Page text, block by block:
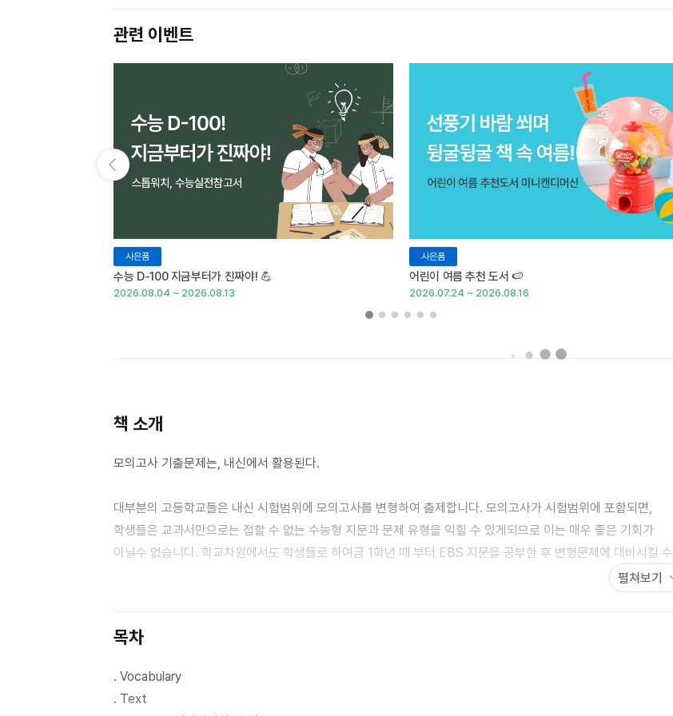
관련 이벤트
사은품
수능 D-100 지금부터가 진짜야! 💪
2026.08.04 ~ 2026.08.13
사은품
어린이 여름 추천 도서 🍉
2026.07.24 ~ 2026.08.16
책 소개
모의고사 기출문제는, 내신에서 활용된다.
대부분의 고등학교들은 내신 시험범위에 모의고사를 변형하여 출제합니다. 모의고사가 시험범위에 포함되면,
학생들은 교과서만으로는 접할 수 없는 수능형 지문과 문제 유형을 익힐 수 있게되므로 이는 매우 좋은 기회가
아닐수 없습니다. 학교차원에서도 학생들로 하여금 1학년 때 부터 EBS 지문을 공부한 후 변형문제에 대비시킬 수
매우 어렵습니다. 문법에 대비하고 싶어도 어떤 부분의 문법 포인트를 공부해야 하는지 막막하고, 내용을 아는지
상황이기 때문에 예상되는 변형문제를 풀어볼 기회가 거의 없습니다.
펼쳐보기
목차
. Vocabulary
. Text